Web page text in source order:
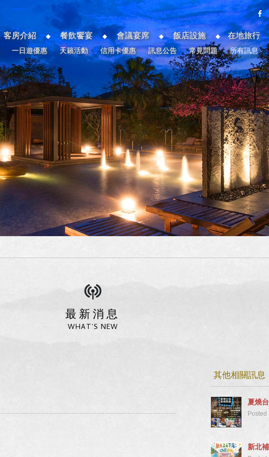
一日遊優惠 天籟活動 信用卡優惠 訊息公告 常見問題 所有訊息
客房介紹 餐飲饗宴 會議宴席 飯店設施 在地旅行
最新消息
WHAT'S NEW
其他相關訊息
夏燒
新北